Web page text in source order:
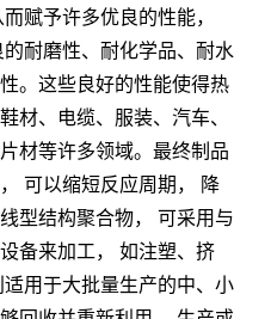
而赋予许多优良的性能，
的耐磨性、耐化学品、耐水
。这些良好的性能使得热
材、电缆、服装、汽车、
材等许多领域。最终制品
可以缩短反应周期，
降
型结构聚合物，
可采用与
备来加工，
如注塑、挤
适用于大批量生产的中、小